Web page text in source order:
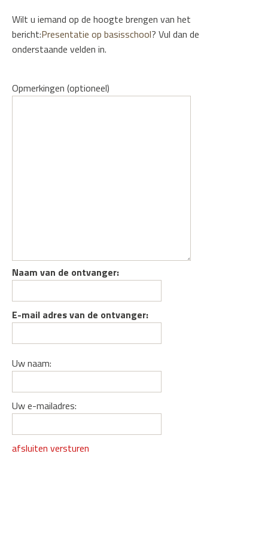
Wilt u iemand op de hoogte brengen van het
bericht:Presentatie op basisschool? Vul dan de
onderstaande velden in.
Opmerkingen (optioneel)
Naam van de ontvanger:
E-mail adres van de ontvanger:
Uw naam:
Uw e-mailadres:
afsluiten versturen